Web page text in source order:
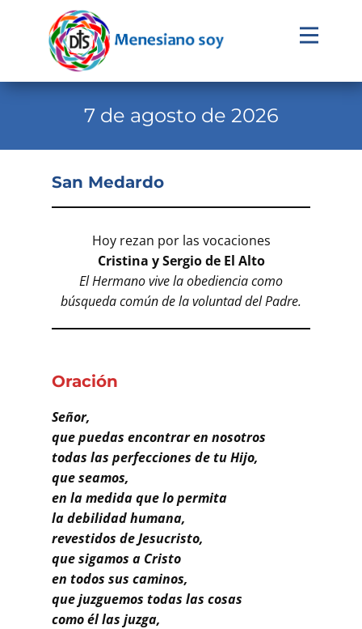
Evangelio
Institucional
Familia Menesiana
Pastoral Vocacional
Recursos
Contacto
7 de agosto de 2026
San Medardo
Hoy rezan por las vocaciones
Cristina y Sergio de El Alto
El Hermano vive la obediencia como
búsqueda común de la voluntad del Padre.
Oración
Señor,
que puedas encontrar en nosotros
todas las perfecciones de tu Hijo,
que seamos,
en la medida que lo permita
la debilidad humana,
revestidos de Jesucristo,
que sigamos a Cristo
en todos sus caminos,
que juzguemos todas las cosas
como él las juzga,